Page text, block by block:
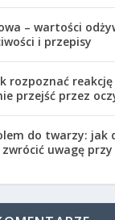
– wartości
i przepisy
rozpoznać reakcję
przejść przez
do twarzy: jak
uwagę